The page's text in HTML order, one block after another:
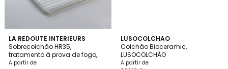
LA REDOUTE INTERIEURS
Sobrecolchão HR35,
tratamento à prova de fogo,
alt. 5 cm
A partir de
3,4
/ 5
LUSOCOLCHAO
Colchão Bioceramic,
LUSOCOLCHÃO
A partir de